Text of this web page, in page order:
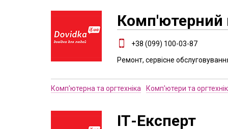
Комп'ютерний
+38 (099) 100-03-87
Ремонт, сервісне
Комп'ютерна та оргтехніка Комп'ютери та
ІТ-Експерт